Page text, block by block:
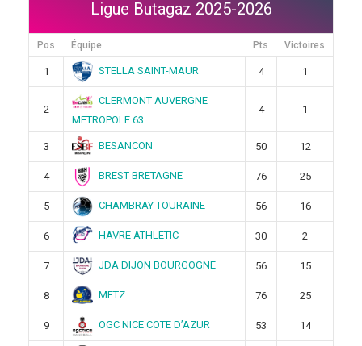
Ligue Butagaz 2025-2026
Pos Équipe Pts Victoires
1 STELLA SAINT-MAUR 4 1
2
CLERMONT AUVERGNE
METROPOLE 63
4 1
3 BESANCON 50 12
4 BREST BRETAGNE 76 25
5 CHAMBRAY TOURAINE 56 16
6 HAVRE ATHLETIC 30 2
7 JDA DIJON BOURGOGNE 56 15
8 METZ 76 25
9 OGC NICE COTE D’AZUR 53 14